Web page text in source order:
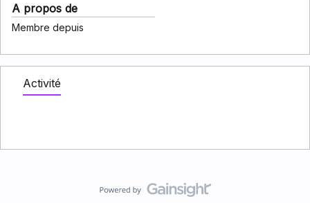
A propos de
Membre depuis
Activité